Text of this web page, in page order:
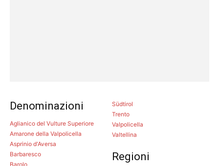
Denominazioni
Aglianico del Vulture Superiore
Amarone della Valpolicella
Asprinio d'Aversa
Barbaresco
Barolo
Südtirol
Trento
Valpolicella
Valtellina
Regioni